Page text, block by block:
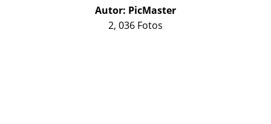
Autor: PicMaster
2, 036 Fotos